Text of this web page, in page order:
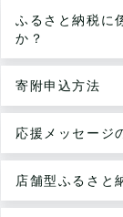
ふるさと納税に
か？
寄附申込方法
応援メッセージ
店舗型ふるさと